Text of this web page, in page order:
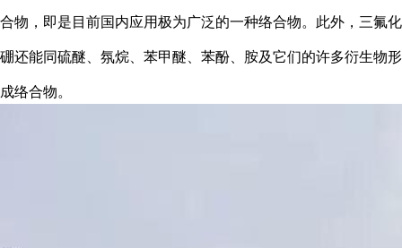
合物，即是目前国内应用极为广泛的一种络合物。此外，三氟化
硼还能同硫醚、氛烷、苯甲醚、苯酚、胺及它们的许多衍生物形
成络合物。